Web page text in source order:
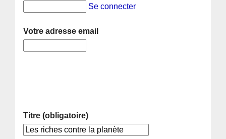
Se connecter
Votre adresse email
Titre (obligatoire)